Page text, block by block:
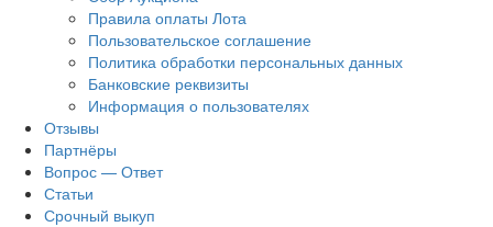
Правила оплаты Лота
Пользовательское соглашение
Политика обработки персональных данных
Банковские реквизиты
Информация о пользователях
Отзывы
Партнёры
Вопрос — Ответ
Статьи
Срочный выкуп